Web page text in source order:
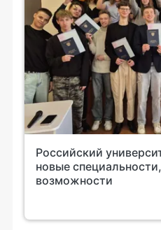
Российский
новые
возможности